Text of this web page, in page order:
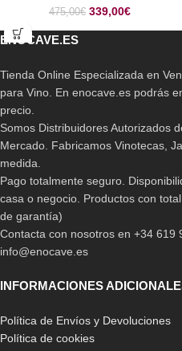
475,00€ 339,00€
ENOCAVE.ES
Tienda Online Especializada en
para Vino. En enocave.es podrás
precio.
Somos Distribuidores Autorizados
Mercado. Fabricamos Vinotecas,
medida.
Pago totalmente seguro.
casa o negocio. Productos con
de garantía)
Contacta con nosotros en +34 619
info@enocave.es
INFORMACIONES
Política de Envíos y Devoluciones
Política de cookies